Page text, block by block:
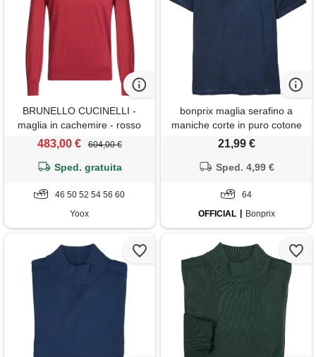
BRUNELLO CUCINELLI -
maglia in cachemire - rosso
483,00 € 604,00 €
Sped. gratuita
46 50 52 54 56 60
Yoox
bonprix maglia serafino a
maniche corte in puro cotone
biologico effetto lavato-blu
21,99 €
Sped. 4,99 €
64
OFFICIAL
Bonprix